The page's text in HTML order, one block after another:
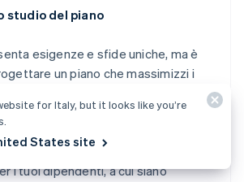
studio del piano
esigenze e sfide uniche, ma è
un piano che massimizzi i
di lavoro e per i dipendenti. Dedica
per informarti sulle esigenze dei
obiettivo è fornire un piano che sia
i tuoi dipendenti, a cui siano
for Italy, but it looks like you’re
States site